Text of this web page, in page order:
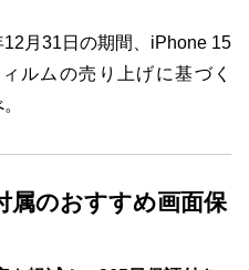
月31日の期間、iPhone 15
ルムの売り上げに基づく
属のおすすめ画面保